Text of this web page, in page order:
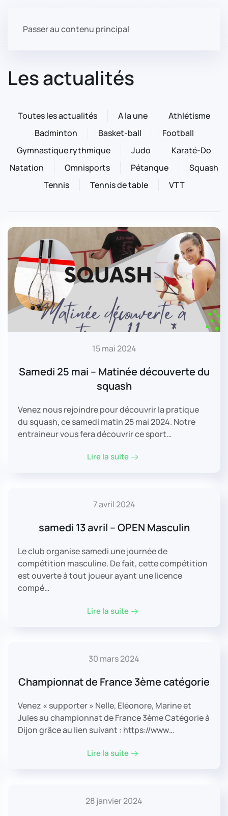
Passer au contenu principal
Les actualités
Toutes les actualités A la une
Athlétisme
Badminton
Basket-ball
Football
Gymnastique rythmique
Judo
Karaté-Do
Natation
Omnisports Pétanque
Squash
Tennis
Tennis de table VTT
15 mai 2024
Samedi 25 mai – Matinée découverte du
squash
Venez nous rejoindre pour découvrir la pratique
du squash, ce samedi matin 25 mai 2024. Notre
entraineur vous fera découvrir ce sport…
Lire la suite
7 avril 2024
samedi 13 avril – OPEN Masculin
Le club organise samedi une journée de
compétition masculine. De fait, cette compétition
est ouverte à tout joueur ayant une licence
compé…
Lire la suite
30 mars 2024
Championnat de France 3ème catégorie
Venez « supporter » Nelle, Eléonore, Marine et
Jules au championnat de France 3ème Catégorie à
Dijon grâce au lien suivant : https://www…
Lire la suite
28 janvier 2024